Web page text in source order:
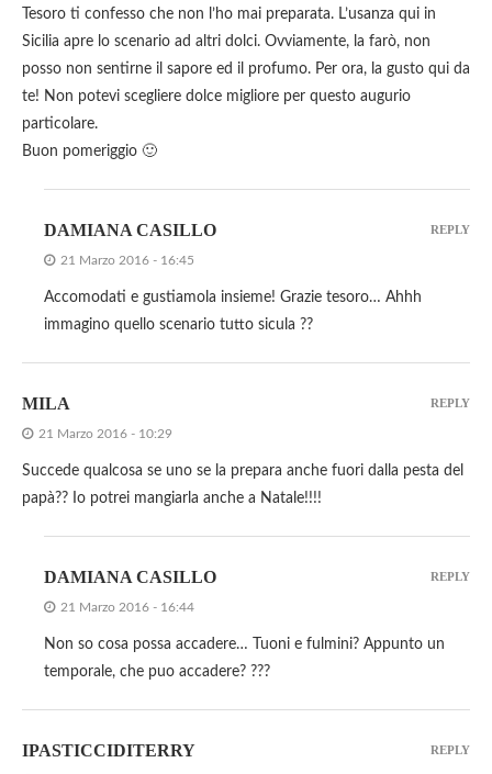
Tesoro ti confesso che non l’ho mai preparata. L’usanza qui in
Sicilia apre lo scenario ad altri dolci. Ovviamente, la farò, non
posso non sentirne il sapore ed il profumo. Per ora, la gusto qui da
te! Non potevi scegliere dolce migliore per questo augurio
particolare.
Buon pomeriggio 🙂
DAMIANA CASILLO
21 Marzo 2016 - 16:45
Accomodati e gustiamola insieme! Grazie tesoro… Ahhh
immagino quello scenario tutto sicula ??
REPLY
MILA
21 Marzo 2016 - 10:29
Succede qualcosa se uno se la prepara anche fuori dalla pesta del
papà?? Io potrei mangiarla anche a Natale!!!!
REPLY
DAMIANA CASILLO
21 Marzo 2016 - 16:44
Non so cosa possa accadere… Tuoni e fulmini? Appunto un
temporale, che puo accadere? ???
REPLY
IPASTICCIDITERRY REPLY